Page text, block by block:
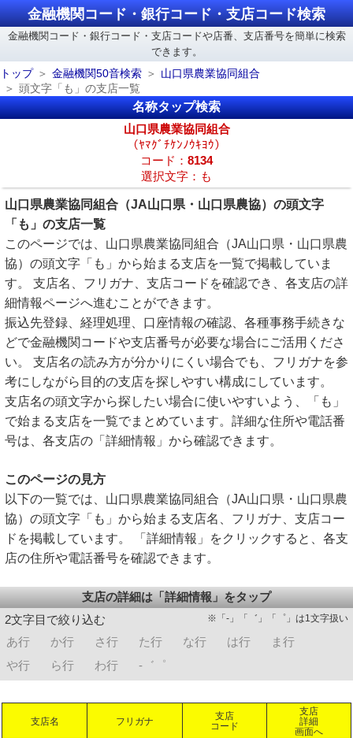
金融機関コード・銀行コード・支店コード検索
金融機関コード・銀行コード・支店コードや店番、支店番号を簡単に検索
できます。
トップ
金融機関50音検索
山口県農業協同組合
頭文字「も」の支店一覧
名称タップ検索
山口県農業協同組合
（ﾔﾏｸﾞﾁｹﾝﾉｳｷﾖｳ）
コード： 8134
選択文字：も
山口県農業協同組合（JA山口県・山口県農協）の頭文字
「も」の支店一覧
このページでは、山口県農業協同組合（JA山口県・山口県農
協）の頭文字「も」から始まる支店を一覧で掲載していま
す。 支店名、フリガナ、支店コードを確認でき、各支店の詳
細情報ページへ進むことができます。
振込先登録、経理処理、口座情報の確認、各種事務手続きな
どで金融機関コードや支店番号が必要な場合にご活用くださ
い。 支店名の読み方が分かりにくい場合でも、フリガナを参
考にしながら目的の支店を探しやすい構成にしています。
支店名の頭文字から探したい場合に使いやすいよう、「も」
で始まる支店を一覧でまとめています。詳細な住所や電話番
号は、各支店の「詳細情報」から確認できます。
このページの見方
以下の一覧では、山口県農業協同組合（JA山口県・山口県農
協）の頭文字「も」から始まる支店名、フリガナ、支店コー
ドを掲載しています。 「詳細情報」をクリックすると、各支
店の住所や電話番号を確認できます。
支店の詳細は「詳細情報」をタップ
2文字目で絞り込む
※「-」「゛」「゜」は1文字扱い
あ行 か行 さ行 た行 な行 は行
ま行
や行
ら行 わ行 -゛゜
支店名 フリガナ
支店
コード
支店
詳細
画面へ